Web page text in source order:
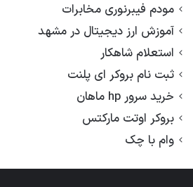
مودم فیبرنوری مخابرات
آموزش ارز دیجیتال در مشهد
استعلام شاهکار
ثبت نام بروکر ای پلنت
خرید سرور hp ماهان
بروکر اوتت مارکتس
وام با چک